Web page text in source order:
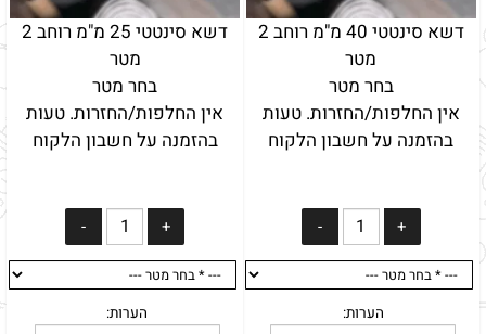
דשא סינטטי 40 מ"מ רוחב 2
מטר
בחר מטר
אין החלפות/החזרות. טעות
בהזמנה על חשבון הלקוח
דשא סינטטי 25 מ"מ רוחב 2
מטר
בחר מטר
אין החלפות/החזרות. טעות
בהזמנה על חשבון הלקוח